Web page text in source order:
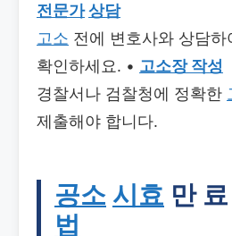
전문가상담
고소 전에 변호사와 상담하
확인하세요. • 고소장 작성
경찰서나 검찰청에 정확한
제출해야 합니다.
공소 시효 만
법